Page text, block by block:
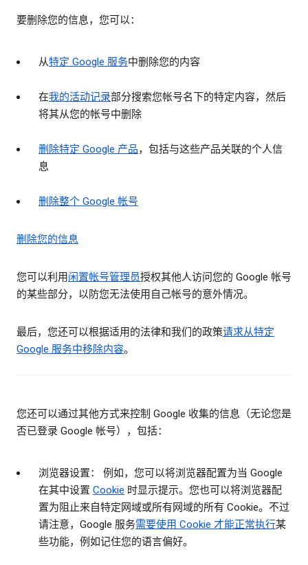
要删除您的信息，您可以：
从特定 Google 服务中删除您的内容
在我的活动记录部分搜索您帐号名下的特定内容，然后
将其从您的帐号中删除
删除特定 Google 产品，包括与这些产品关联的个人信
息
删除整个 Google 帐号
删除您的信息
您可以利用闲置帐号管理员授权其他人访问您的 Google 帐号
的某些部分，以防您无法使用自己帐号的意外情况。
最后，您还可以根据适用的法律和我们的政策请求从特定
Google 服务中移除内容。
您还可以通过其他方式来控制 Google 收集的信息（无论您是
否已登录 Google 帐号），包括：
浏览器设置： 例如，您可以将浏览器配置为当 Google
在其中设置 Cookie 时显示提示。您也可以将浏览器配
置为阻止来自特定网域或所有网域的所有 Cookie。不过
请注意，Google 服务需要使用 Cookie 才能正常执行某
些功能，例如记住您的语言偏好。